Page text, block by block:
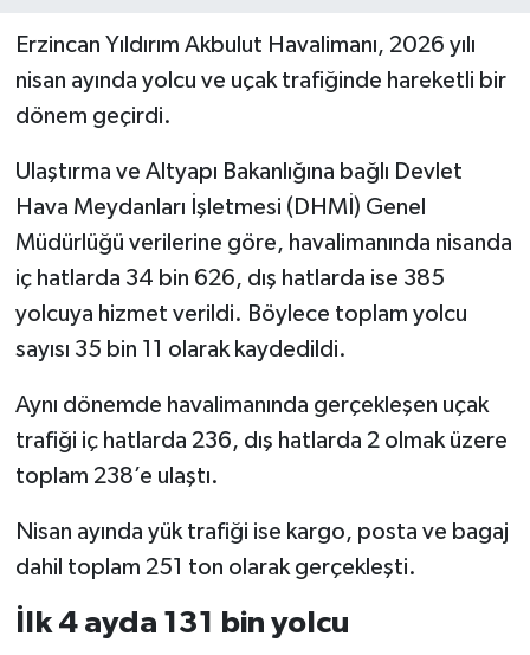
Erzincan Yıldırım Akbulut Havalimanı, 2026 yılı
nisan ayında yolcu ve uçak trafiğinde hareketli bir
dönem geçirdi.
Ulaştırma ve Altyapı Bakanlığına bağlı Devlet
Hava Meydanları İşletmesi (DHMİ) Genel
Müdürlüğü verilerine göre, havalimanında nisanda
iç hatlarda 34 bin 626, dış hatlarda ise 385
yolcuya hizmet verildi. Böylece toplam yolcu
sayısı 35 bin 11 olarak kaydedildi.
Aynı dönemde havalimanında gerçekleşen uçak
trafiği iç hatlarda 236, dış hatlarda 2 olmak üzere
toplam 238’e ulaştı.
Nisan ayında yük trafiği ise kargo, posta ve bagaj
dahil toplam 251 ton olarak gerçekleşti.
İlk 4 ayda 131 bin yolcu